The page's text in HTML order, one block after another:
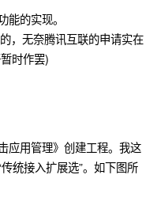
的实现。
，无奈腾讯互联的申请实在
时作罢)
应用管理》创建工程。我这
统接入扩展选”。如下图所